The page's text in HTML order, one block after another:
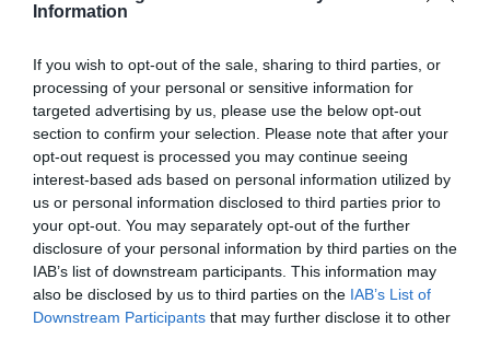
Information
If you wish to opt-out of the sale, sharing to third parties, or
processing of your personal or sensitive information for
targeted advertising by us, please use the below opt-out
section to confirm your selection. Please note that after your
opt-out request is processed you may continue seeing
interest-based ads based on personal information utilized by
us or personal information disclosed to third parties prior to
your opt-out. You may separately opt-out of the further
disclosure of your personal information by third parties on the
IAB’s list of downstream participants. This information may
also be disclosed by us to third parties on the IAB’s List of
Downstream Participants that may further disclose it to other
Πολιτισμό στοCulturenow.gr
Νέοι Διαγωνισμοί❯
Tags
ΕΝΤΕΧΝΟ - ΛΑΪΚΟ - ΠΑΡΑΔΟΣΙΑΚΗ
ΙΟΥΛΙΑ ΚΑΡΑΠΑΤΑΚΗ
ΚΑΛΟΚΑΙΡΙΝΕΣ ΣΥΝΑΥΛΙΕΣ
ΠΕΡΙΟΔΕΙΕΣ ΕΛΛΗΝΩΝ ΚΑΛΛΙΤΕΧΝΩΝ – ΚΑΛΟΚΑΙΡΙ 2024